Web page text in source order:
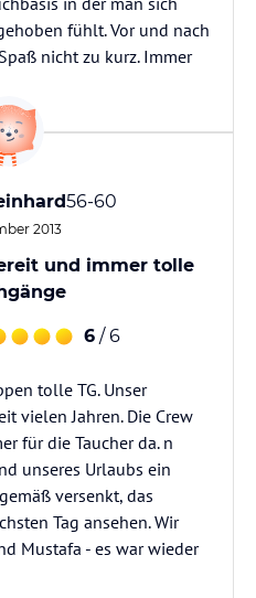
fühlt. Vor und nach
nicht zu kurz. Immer
56-60
2013
und immer tolle
6 / 6
tolle TG. Unser
vielen Jahren. Die Crew
für die Taucher da. n
unseres Urlaubs ein
versenkt, das
Tag ansehen. Wir
Mustafa - es war wieder